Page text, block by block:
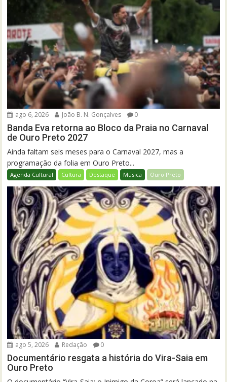
ago 6, 2026 João B. N. Gonçalves 0
Banda Eva retorna ao Bloco da Praia no Carnaval
de Ouro Preto 2027
Ainda faltam seis meses para o Carnaval 2027, mas a
programação da folia em Ouro Preto...
Agenda Cultural Cultura Destaque Música Ouro Preto
ago 5, 2026 Redação 0
Documentário resgata a história do Vira-Saia em
Ouro Preto